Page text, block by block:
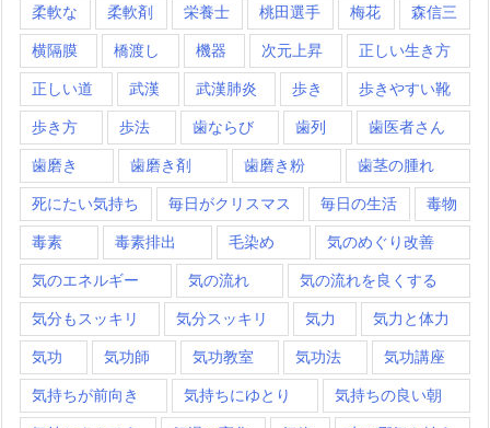
柔軟な 柔軟剤 栄養士 桃田選手 梅花 森信三
横隔膜 橋渡し 機器 次元上昇 正しい生き方
正しい道 武漢 武漢肺炎 歩き 歩きやすい靴
歩き方 歩法 歯ならび 歯列 歯医者さん
歯磨き 歯磨き剤 歯磨き粉 歯茎の腫れ
死にたい気持ち 毎日がクリスマス 毎日の生活 毒物
毒素 毒素排出 毛染め 気のめぐり改善
気のエネルギー 気の流れ 気の流れを良くする
気分もスッキリ 気分スッキリ 気力 気力と体力
気功 気功師 気功教室 気功法 気功講座
気持ちが前向き 気持ちにゆとり 気持ちの良い朝